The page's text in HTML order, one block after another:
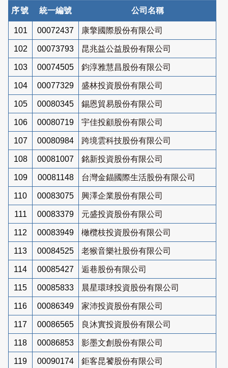
序號 統一編號 公司名稱
101 00072437 康擎國際股份有限公司
102 00073793 昆兆益公益股份有限公司
103 00074505 鈞淳雅慧昌股份有限公司
104 00077329 盛林投資股份有限公司
105 00080345 錫恩貿易股份有限公司
106 00080719 宇佳投顧股份有限公司
107 00080984 跨境雲科技股份有限公司
108 00081007 銘新投資股份有限公司
109 00081148 台灣金錨國際生活股份有限公司
110 00083075 興澤企業股份有限公司
111 00083379 元盛投資股份有限公司
112 00083949 橄欖枝投資股份有限公司
113 00084525 老猴音樂社股份有限公司
114 00085427 逅巷股份有限公司
115 00085833 晨星環球投資股份有限公司
116 00086349 家沛投資股份有限公司
117 00086565 良沐實投資股份有限公司
118 00086853 影墨文創股份有限公司
119 00090174 鉅客昆饕股份有限公司